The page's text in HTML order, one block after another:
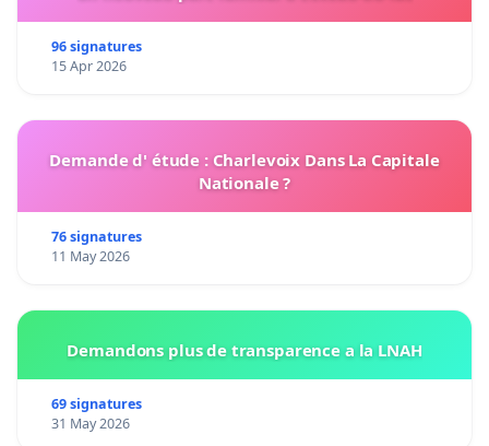
96 signatures
15 Apr 2026
Demande d' étude : Charlevoix Dans La Capitale
Nationale ?
76 signatures
11 May 2026
Demandons plus de transparence a la LNAH
69 signatures
31 May 2026